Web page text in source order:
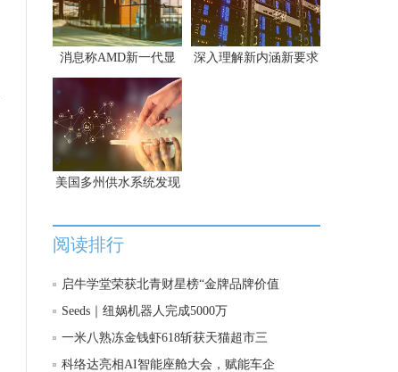
消息称AMD新一代显 深入理解新内涵新要求
美国多州供水系统发现
阅读排行
启牛学堂荣获北青财星榜“金牌品牌价值
Seeds｜纽娲机器人完成5000万
一米八熟冻金钱虾618斩获天猫超市三
科络达亮相AI智能座舱大会，赋能车企